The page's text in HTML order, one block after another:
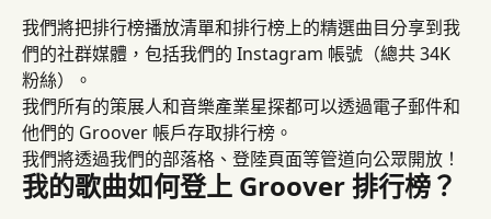
我們將把排行榜播放清單和排行榜上的精選曲目分享到我
們的社群媒體，包括我們的 Instagram 帳號（總共 34K
粉絲）。
我們所有的策展人和音樂產業星探都可以透過電子郵件和
他們的 Groover 帳戶存取排行榜。
我們將透過我們的部落格、登陸頁面等管道向公眾開放！
我的歌曲如何登上 Groover 排行榜？